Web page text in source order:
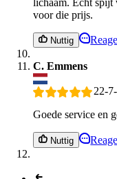
voor die prijs.
Nuttig
C. Emmens
22-
Goede service en
Nuttig